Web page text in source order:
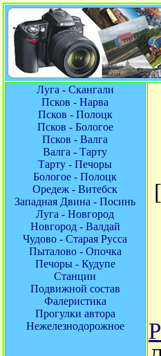
Луга - Скангали
Псков - Нарва
Псков - Полоцк
Псков - Бологое
Псков - Валга
Валга - Тарту
Тарту - Печоры
Бологое - Полоцк
Оредеж - Витебск
Западная Двина - Посинь
Луга - Новгород
Новгород - Валдай
Чудово - Старая Русса
Пыталово - Опочка
Печоры - Кудупе
Станции
Подвижной состав
Фалеристика
Прогулки автора
Нежелезнодорожное
[